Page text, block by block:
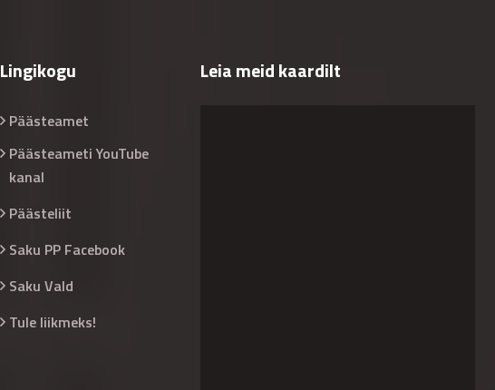
Lingikogu
Päästeamet
Päästeameti YouTube
kanal
Päästeliit
Saku PP Facebook
Saku Vald
Tule liikmeks!
Leia meid kaardilt